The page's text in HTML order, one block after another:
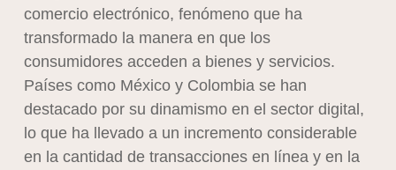
comercio electrónico, fenómeno que ha
transformado la manera en que los
consumidores acceden a bienes y servicios.
Países como México y Colombia se han
destacado por su dinamismo en el sector digital,
lo que ha llevado a un incremento considerable
en la cantidad de transacciones en línea y en la